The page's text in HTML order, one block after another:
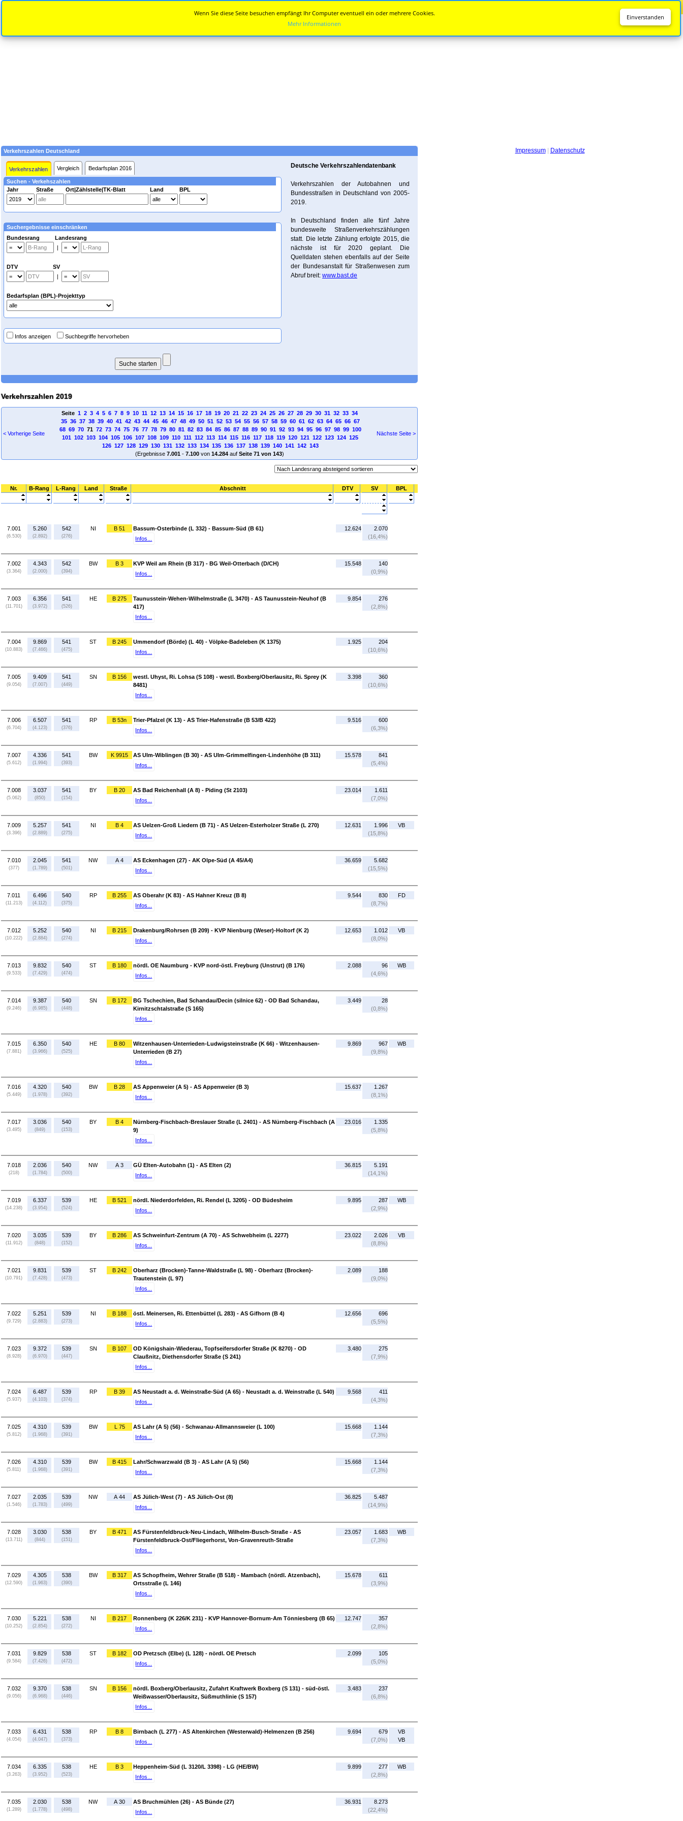
Verkehrszahlen Deutschland
Verkehrszahlen Vergleich Bedarfsplan 2016
Suchen - Verkehszahlen
Jahr
Straße Ort|Zählstelle|TK-Blatt Land BPL
Suchergebnisse einschränken
Bundesrang Landesrang
|
DTV SV
|
Bedarfsplan (BPL)-Projekttyp
Infos anzeigen Suchbegriffe hervorheben
Deutsche Verkehrszahlendatenbank
Verkehrszahlen der Autobahnen und
Bundesstraßen in Deutschland von 2005-
2019.
In Deutschland finden alle fünf Jahre
bundesweite Straßenverkehrszählungen
statt. Die letzte Zählung erfolgte 2015, die
nächste ist für 2020 geplant. Die
Quelldaten stehen ebenfalls auf der Seite
der Bundesanstalt für Straßenwesen zum
Abruf breit: www.bast.de
Verkehrszahlen 2019
< Vorherige Seite
Seite 1 2 3 4 5 6 7 8 9 10 11 12 13 14 15 16 17 18 19 20 21 22 23 24 25 26 27 28 29 30 31 32 33 34
35 36 37 38 39 40 41 42 43 44 45 46 47 48 49 50 51 52 53 54 55 56 57 58 59 60 61 62 63 64 65 66 67
68 69 7071 72 73 74 75 76 77 78 79 80 81 82 83 84 85 86 87 88 89 90 91 92 93 94 95 96 97 98 99 100
101 102 103 104 105 106 107 108 109 110 111 112 113 114 115 116 117 118 119 120 121 122 123 124 125
126 127 128 129 130 131 132 133 134 135 136 137 138 139 140 141 142 143
(Ergebnisse 7.001- 7.100von 14.284auf Seite 71 von 143)
Nächste Seite >
Nr. B-Rang L-Rang Land Straße Abschnitt DTV SV BPL
7.001
(6.530)
5.260
(2.892)
542
(276)
NI B 51
Bassum-Osterbinde (L 332) - Bassum-Süd (B 61)
Infos...
12.624
2.070
(16,4%)
7.002
(3.364)
4.343
(2.000)
542
(394)
BW B 3
KVP Weil am Rhein (B 317) - BG Weil-Otterbach (D/CH)
Infos...
15.548
140
(0,9%)
7.003
(11.701)
6.356
(3.972)
541
(526)
HE B 275
Taunusstein-Wehen-Wilhelmstraße (L 3470) - AS Taunusstein-Neuhof (B
417)
Infos...
9.854
276
(2,8%)
7.004
(10.883)
9.869
(7.466)
541
(475)
ST B 245
Ummendorf (Börde) (L 40) - Völpke-Badeleben (K 1375)
Infos...
1.925
204
(10,6%)
7.005
(9.054)
9.409
(7.007)
541
(449)
SN B 156
westl. Uhyst, Ri. Lohsa (S 108) - westl. Boxberg/Oberlausitz, Ri. Sprey (K
8481)
Infos...
3.398
360
(10,6%)
7.006
(6.704)
6.507
(4.123)
541
(376)
RP B 53n
Trier-Pfalzel (K 13) - AS Trier-Hafenstraße (B 53/B 422)
Infos...
9.516
600
(6,3%)
7.007
(5.612)
4.336
(1.994)
541
(393)
BW K 9915
AS Ulm-Wiblingen (B 30) - AS Ulm-Grimmelfingen-Lindenhöhe (B 311)
Infos...
15.578
841
(5,4%)
7.008
(5.062)
3.037
(850)
541
(154)
BY B 20
AS Bad Reichenhall (A 8) - Piding (St 2103)
Infos...
23.014
1.611
(7,0%)
7.009
(3.396)
5.257
(2.889)
541
(275)
NI B 4
AS Uelzen-Groß Liedern (B 71) - AS Uelzen-Esterholzer Straße (L 270)
Infos...
12.631
1.996
(15,8%)
VB
7.010
(377)
2.045
(1.789)
541
(501)
NW A 4
AS Eckenhagen (27) - AK Olpe-Süd (A 45/A4)
Infos...
36.659
5.682
(15,5%)
7.011
(11.213)
6.496
(4.112)
540
(375)
RP B 255
AS Oberahr (K 83) - AS Hahner Kreuz (B 8)
Infos...
9.544
830
(8,7%)
FD
7.012
(10.222)
5.252
(2.884)
540
(274)
NI B 215
Drakenburg/Rohrsen (B 209) - KVP Nienburg (Weser)-Holtorf (K 2)
Infos...
12.653
1.012
(8,0%)
VB
7.013
(9.533)
9.832
(7.429)
540
(474)
ST B 180
nördl. OE Naumburg - KVP nord-östl. Freyburg (Unstrut) (B 176)
Infos...
2.088
96
(4,6%)
WB
7.014
(9.246)
9.387
(6.985)
540
(448)
SN B 172
BG Tschechien, Bad Schandau/Decin (silnice 62) - OD Bad Schandau,
Kirnitzschtalstraße (S 165)
Infos...
3.449
28
(0,8%)
7.015
(7.881)
6.350
(3.966)
540
(525)
HE B 80
Witzenhausen-Unterrieden-Ludwigsteinstraße (K 66) - Witzenhausen-
Unterrieden (B 27)
Infos...
9.869
967
(9,8%)
WB
7.016
(5.449)
4.320
(1.978)
540
(392)
BW B 28
AS Appenweier (A 5) - AS Appenweier (B 3)
Infos...
15.637
1.267
(8,1%)
7.017
(3.495)
3.036
(849)
540
(153)
BY B 4
Nürnberg-Fischbach-Breslauer Straße (L 2401) - AS Nürnberg-Fischbach (A
9)
Infos...
23.016
1.335
(5,8%)
7.018
(218)
2.036
(1.784)
540
(500)
NW A 3
GÜ Elten-Autobahn (1) - AS Elten (2)
Infos...
36.815
5.191
(14,1%)
7.019
(14.238)
6.337
(3.954)
539
(524)
HE B 521
nördl. Niederdorfelden, Ri. Rendel (L 3205) - OD Büdesheim
Infos...
9.895
287
(2,9%)
WB
7.020
(11.912)
3.035
(848)
539
(152)
BY B 286
AS Schweinfurt-Zentrum (A 70) - AS Schwebheim (L 2277)
Infos...
23.022
2.026
(8,8%)
VB
7.021
(10.791)
9.831
(7.428)
539
(473)
ST B 242
Oberharz (Brocken)-Tanne-Waldstraße (L 98) - Oberharz (Brocken)-
Trautenstein (L 97)
Infos...
2.089
188
(9,0%)
7.022
(9.729)
5.251
(2.883)
539
(273)
NI B 188
östl. Meinersen, Ri. Ettenbüttel (L 283) - AS Gifhorn (B 4)
Infos...
12.656
696
(5,5%)
7.023
(8.928)
9.372
(6.970)
539
(447)
SN B 107
OD Königshain-Wiederau, Topfseifersdorfer Straße (K 8270) - OD
Claußnitz, Diethensdorfer Straße (S 241)
Infos...
3.480
275
(7,9%)
7.024
(5.937)
6.487
(4.103)
539
(374)
RP B 39
AS Neustadt a. d. Weinstraße-Süd (A 65) - Neustadt a. d. Weinstraße (L 540)
Infos...
9.568
411
(4,3%)
7.025
(5.812)
4.310
(1.968)
539
(391)
BW L 75
AS Lahr (A 5) (56) - Schwanau-Allmannsweier (L 100)
Infos...
15.668
1.144
(7,3%)
7.026
(5.811)
4.310
(1.968)
539
(391)
BW B 415
Lahr/Schwarzwald (B 3) - AS Lahr (A 5) (56)
Infos...
15.668
1.144
(7,3%)
7.027
(1.546)
2.035
(1.783)
539
(499)
NW A 44
AS Jülich-West (7) - AS Jülich-Ost (8)
Infos...
36.825
5.487
(14,9%)
7.028
(13.711)
3.030
(844)
538
(151)
BY B 471
AS Fürstenfeldbruck-Neu-Lindach, Wilhelm-Busch-Straße - AS
Fürstenfeldbruck-Ost/Fliegerhorst, Von-Gravenreuth-Straße
Infos...
23.057
1.683
(7,3%)
WB
7.029
(12.590)
4.305
(1.963)
538
(390)
BW B 317
AS Schopfheim, Wehrer Straße (B 518) - Mambach (nördl. Atzenbach),
Ortsstraße (L 146)
Infos...
15.678
611
(3,9%)
7.030
(10.252)
5.221
(2.854)
538
(272)
NI B 217
Ronnenberg (K 226/K 231) - KVP Hannover-Bornum-Am Tönniesberg (B 65)
Infos...
12.747
357
(2,8%)
7.031
(9.584)
9.829
(7.426)
538
(472)
ST B 182
OD Pretzsch (Elbe) (L 128) - nördl. OE Pretsch
Infos...
2.099
105
(5,0%)
7.032
(9.056)
9.370
(6.968)
538
(446)
SN B 156
nördl. Boxberg/Oberlausitz, Zufahrt Kraftwerk Boxberg (S 131) - süd-östl.
Weißwasser/Oberlausitz, Süßmuthlinie (S 157)
Infos...
3.483
237
(6,8%)
7.033
(4.054)
6.431
(4.047)
538
(373)
RP B 8
Birnbach (L 277) - AS Altenkirchen (Westerwald)-Helmenzen (B 256)
Infos...
9.694
679
(7,0%)
VB
VB
7.034
(3.263)
6.335
(3.952)
538
(523)
HE B 3
Heppenheim-Süd (L 3120/L 3398) - LG (HE/BW)
Infos...
9.899
277
(2,8%)
WB
7.035
(1.289)
2.030
(1.778)
538
(498)
NW A 30
AS Bruchmühlen (26) - AS Bünde (27)
Infos...
36.931
8.273
(22,4%)
Impressum| Datenschutz
Einverstanden
Wenn Sie diese Seite besuchen empfängt Ihr Computer eventuell ein oder mehrere Cookies.
Mehr Informationen